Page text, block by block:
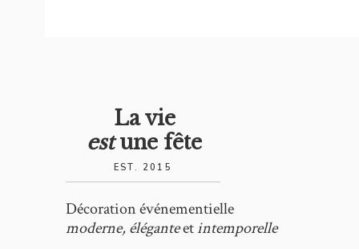
Décoration événementielle
moderne, éléganteetintemporelle
La vie
estune fête
EST. 2015